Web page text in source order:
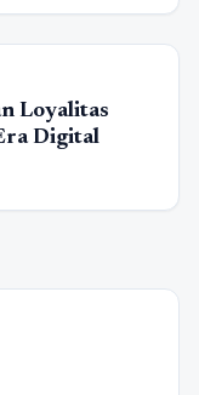
Loyalitas
Digital